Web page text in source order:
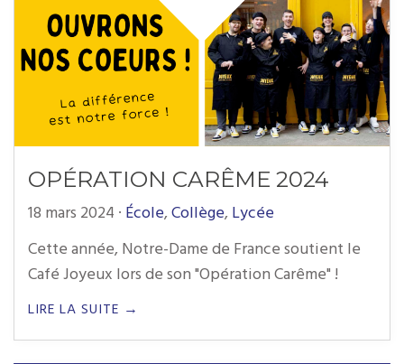
OPÉRATION CARÊME 2024
18 mars 2024 · École, Collège, Lycée
Cette année, Notre-Dame de France soutient le
Café Joyeux lors de son "Opération Carême" !
LIRE LA SUITE →